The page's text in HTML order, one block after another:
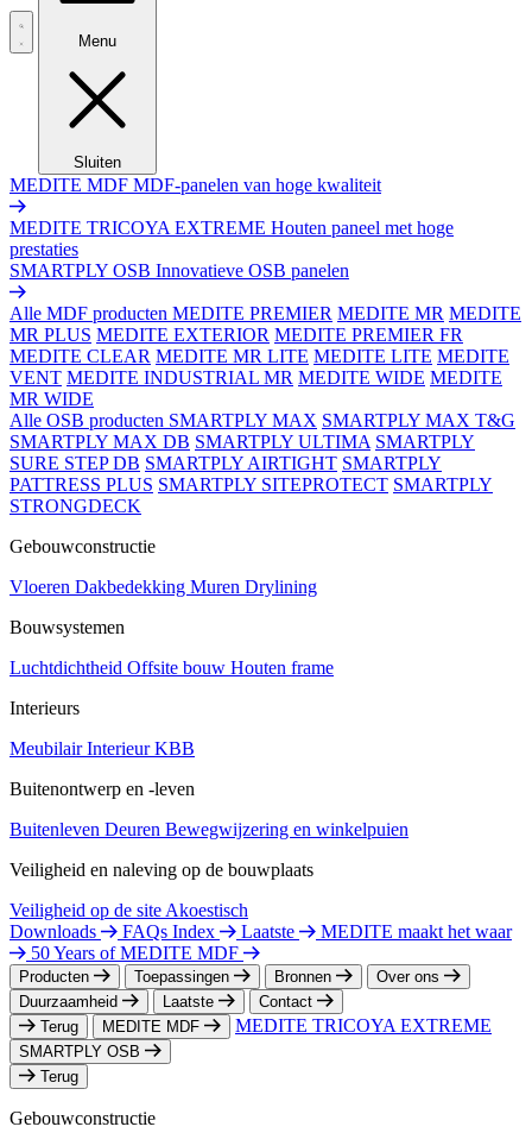
Menu
Sluiten
MEDITE MDF MDF-panelen van hoge kwaliteit
MEDITE TRICOYA EXTREME Houten paneel met hoge
prestaties
SMARTPLY OSB Innovatieve OSB panelen
Alle MDF producten MEDITE PREMIER MEDITE MR MEDITE
MR PLUS MEDITE EXTERIOR MEDITE PREMIER FR
MEDITE CLEAR MEDITE MR LITE MEDITE LITE MEDITE
VENT MEDITE INDUSTRIAL MR MEDITE WIDE MEDITE
MR WIDE
Alle OSB producten SMARTPLY MAX SMARTPLY MAX T&G
SMARTPLY MAX DB SMARTPLY ULTIMA SMARTPLY
SURE STEP DB SMARTPLY AIRTIGHT SMARTPLY
PATTRESS PLUS SMARTPLY SITEPROTECT SMARTPLY
STRONGDECK
Gebouwconstructie
Vloeren Dakbedekking Muren Drylining
Bouwsystemen
Luchtdichtheid Offsite bouw Houten frame
Interieurs
MeubilairInterieurKBB
Buitenontwerp en -leven
Buitenleven Deuren Bewegwijzering en winkelpuien
Veiligheid en naleving op de bouwplaats
Veiligheid op de site Akoestisch
Downloads
FAQs Index Laatste
MEDITE maakt het waar
50 Years of MEDITE MDF
Producten Toepassingen Bronnen
Over ons
Duurzaamheid
Laatste
Contact
Terug
MEDITE MDF MEDITE TRICOYA EXTREME
SMARTPLY OSB
Terug
Gebouwconstructie